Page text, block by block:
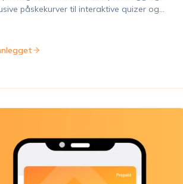
påskekurver til interaktive quizer og